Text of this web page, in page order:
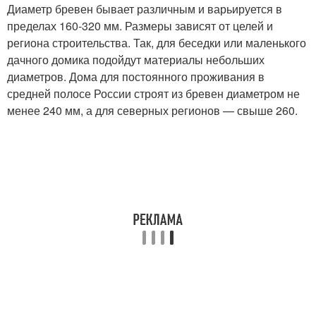
Диаметр бревен бывает различным и варьируется в
пределах 160-320 мм. Размеры зависят от целей и
региона строительства. Так, для беседки или маленького
дачного домика подойдут материалы небольших
диаметров. Дома для постоянного проживания в
средней полосе России строят из бревен диаметром не
менее 240 мм, а для северных регионов — свыше 260.